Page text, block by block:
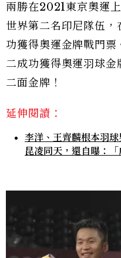
兩勝在2021東京奧運
世界第二名印尼隊伍
功獲得奧運金牌戰門
二成功獲得奧運羽球
二面金牌！
延伸閱讀：
李洋、王齊麟根本羽
昆凌同天，還自曝：「